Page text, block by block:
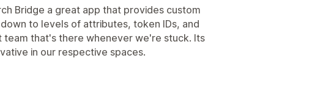
Bridge a great app that provides custom
to levels of attributes, token IDs, and
team that's there whenever we're stuck. Its
in our respective spaces.